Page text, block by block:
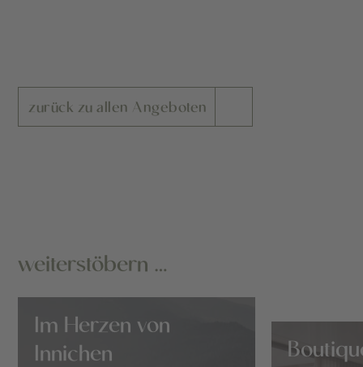
zurück zu allen Angeboten
weiterstöbern …
Im Herzen von
Innichen